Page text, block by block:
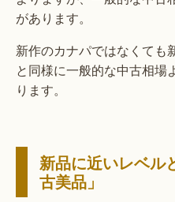
があります。
新作のカナパではなくても
と同様に一般的な中古相場
ります。
新品に近いレベル
古美品」